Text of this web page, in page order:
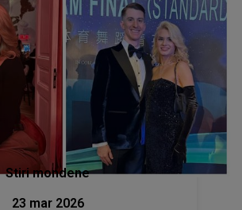
Stiri mondene
23 mar 2026